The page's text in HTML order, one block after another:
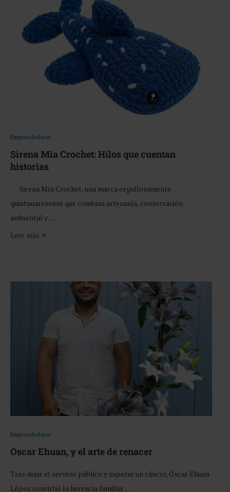
Emprendedores
Sirena Mia Crochet: Hilos que cuentan
historias
Sirena Mía Crochet, una marca orgullosamente
quintanarroense que combina artesanía, conservación
ambiental y …
Leer más
Emprendedores
Oscar Ehuan, y el arte de renacer
Tras dejar el servicio público y superar un cáncer, Óscar Ehuan
López convirtió la herencia familiar …